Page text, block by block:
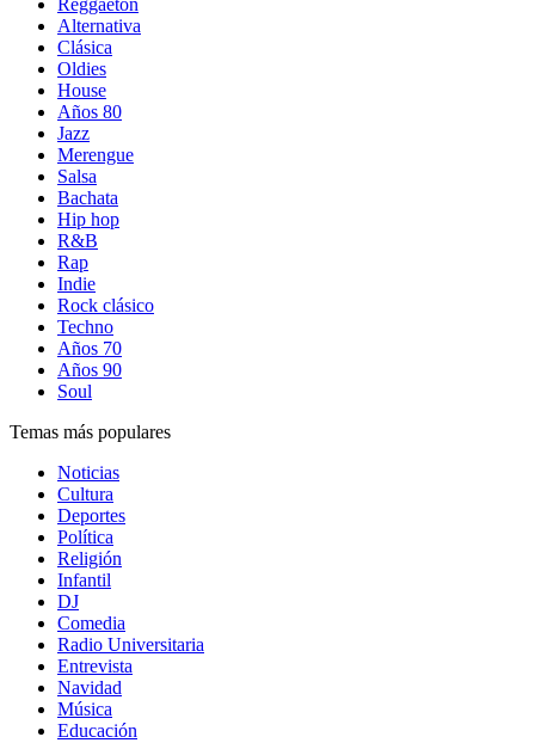
Reggaetón
Alternativa
Clásica
Oldies
House
Años 80
Jazz
Merengue
Salsa
Bachata
Hip hop
R&B
Rap
Indie
Rock clásico
Techno
Años 70
Años 90
Soul
Temas más populares
Noticias
Cultura
Deportes
Política
Religión
Infantil
DJ
Comedia
Radio Universitaria
Entrevista
Navidad
Música
Educación